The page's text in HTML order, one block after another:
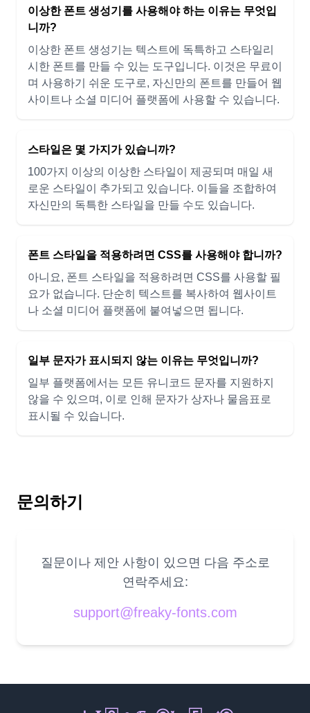
이상한 폰트 생성기를 사용해야 하는 이유는 무엇입
니까?
이상한 폰트 생성기는 텍스트에 독특하고 스타일리
시한 폰트를 만들 수 있는 도구입니다. 이것은 무료이
며 사용하기 쉬운 도구로, 자신만의 폰트를 만들어 웹
사이트나 소셜 미디어 플랫폼에 사용할 수 있습니다.
스타일은 몇 가지가 있습니까?
100가지 이상의 이상한 스타일이 제공되며 매일 새
로운 스타일이 추가되고 있습니다. 이들을 조합하여
자신만의 독특한 스타일을 만들 수도 있습니다.
폰트 스타일을 적용하려면 CSS를 사용해야 합니까?
아니요, 폰트 스타일을 적용하려면 CSS를 사용할 필
요가 없습니다. 단순히 텍스트를 복사하여 웹사이트
나 소셜 미디어 플랫폼에 붙여넣으면 됩니다.
일부 문자가 표시되지 않는 이유는 무엇입니까?
일부 플랫폼에서는 모든 유니코드 문자를 지원하지
않을 수 있으며, 이로 인해 문자가 상자나 물음표로
표시될 수 있습니다.
문의하기
질문이나 제안 사항이 있으면 다음 주소로
연락주세요:
support@freaky-fonts.com